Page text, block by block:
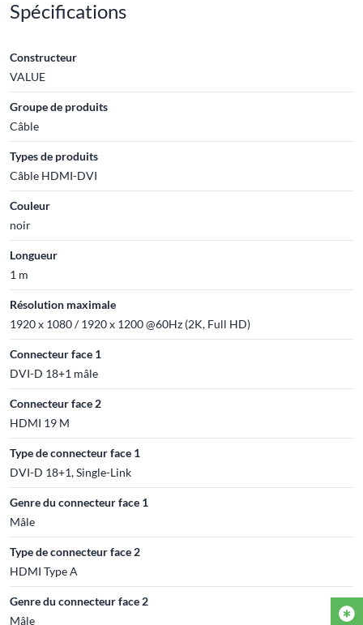
Spécifications
Constructeur
VALUE
Groupe de produits
Câble
Types de produits
Câble HDMI-DVI
Couleur
noir
Longueur
1 m
Résolution maximale
1920 x 1080 / 1920 x 1200 @60Hz (2K, Full HD)
Connecteur face 1
DVI-D 18+1 mâle
Connecteur face 2
HDMI 19 M
Type de connecteur face 1
DVI-D 18+1, Single-Link
Genre du connecteur face 1
Mâle
Type de connecteur face 2
HDMI Type A
Genre du connecteur face 2
Mâle